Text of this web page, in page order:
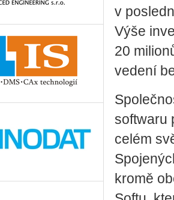
v
Výše
20
vedení
softwaru
celém
kromě